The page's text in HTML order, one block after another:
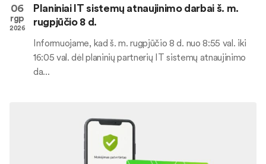
06
rgp
2026
Planiniai IT sistemų atnaujinimo darbai š. m.
rugpjūčio 8 d.
Informuojame, kad š. m. rugpjūčio 8 d. nuo 8:55 val. iki
16:05 val. dėl planinių partnerių IT sistemų atnaujinimo
da...